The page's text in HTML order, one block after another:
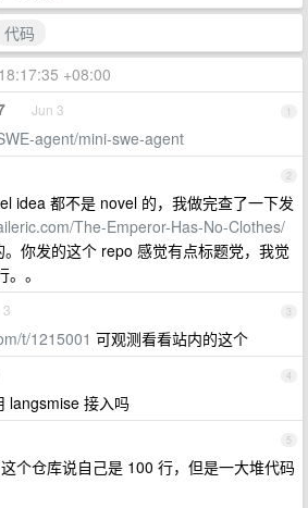
代码
+08:00
1
Jun 3
agent/mini-swe-agent
2
idea 都不是 novel 的，我做完查了一下发
The-Emperor-Has-No-Clothes/
你发的这个 repo 感觉有点标题党，我觉
。
3
t/1215001 可观测看看站内的这个
4
langsmise 接入吗
5
个仓库说自己是 100 行，但是一大堆代码